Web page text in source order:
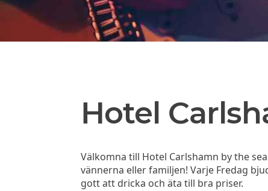
Hotel
Välkomna till Hotel Carlshamn by the
vännerna eller familjen! Varje Fredag
gott att dricka och äta till bra priser.